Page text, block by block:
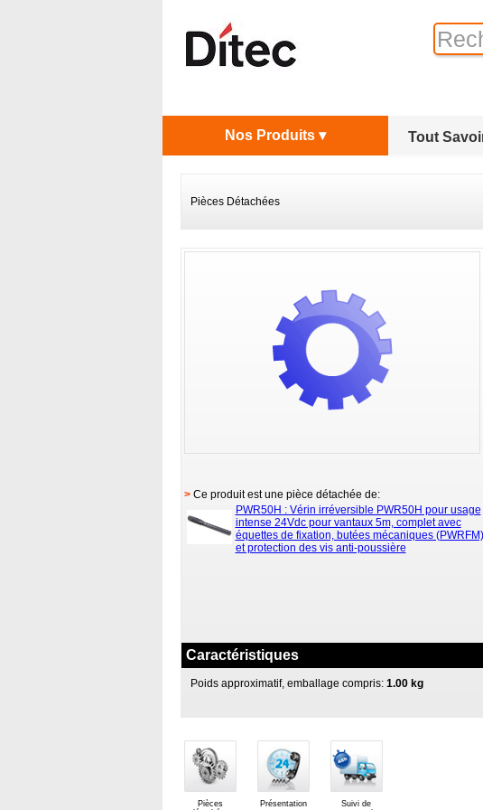
Tout
Nos Produits ▾
Pièces Détachées
>Ce produit est une pièce détachée de:
PWR50H : Vérin irréversible PWR50H pour usage
intense 24Vdc pour vantaux 5m, complet avec
équettes de fixation, butées mécaniques (PWRFM)
et protection des vis anti-poussière
Caractéristiques
Poids approximatif, emballage compris:1.00 kg
Pièces
Présentation
Suivi de